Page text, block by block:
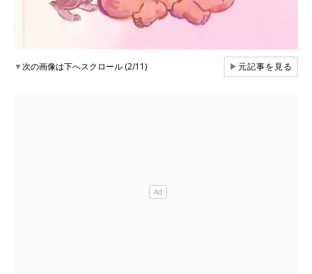
▼次の画像は下へスクロール (2/11) ▶元記事を見る